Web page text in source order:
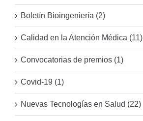
Boletín Bioingeniería (2)
Calidad en la Atención Médica (11)
Convocatorias de premios (1)
Covid-19 (1)
Nuevas Tecnologías en Salud (22)